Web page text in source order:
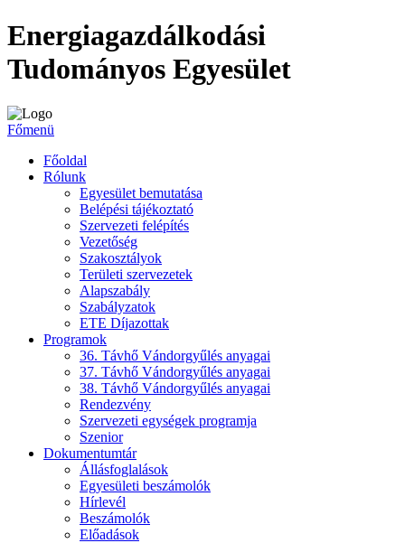
Energiagazdálkodási
Tudományos Egyesület
Főmenü
Főoldal
Rólunk
Egyesület bemutatása
Belépési tájékoztató
Szervezeti felépítés
Vezetőség
Szakosztályok
Területi szervezetek
Alapszabály
Szabályzatok
ETE Díjazottak
Programok
36. Távhő Vándorgyűlés anyagai
37. Távhő Vándorgyűlés anyagai
38. Távhő Vándorgyűlés anyagai
Rendezvény
Szervezeti egységek programja
Szenior
Dokumentumtár
Állásfoglalások
Egyesületi beszámolók
Hírlevél
Beszámolók
Előadások